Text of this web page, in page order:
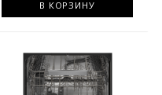
В КОРЗИНУ